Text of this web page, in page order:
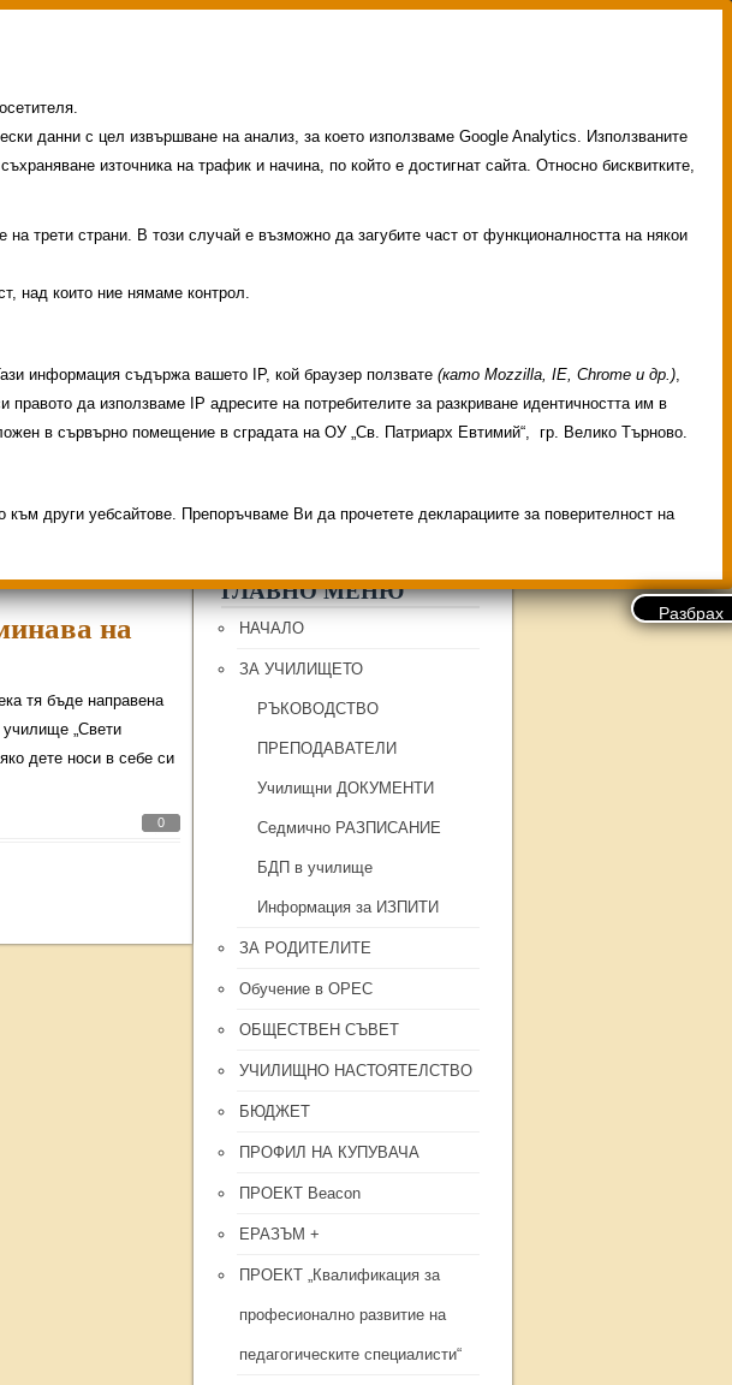
на
тя бъде направена
„Свети
дете носи в себе си
0
ГЛАВНО МЕНЮ
НАЧАЛО
ЗА УЧИЛИЩЕТО
РЪКОВОДСТВО
ПРЕПОДАВАТЕЛИ
Училищни ДОКУМЕНТИ
Седмично РАЗПИСАНИЕ
БДП в училище
Информация за ИЗПИТИ
ЗА РОДИТЕЛИТЕ
Обучение в ОРЕС
ОБЩЕСТВЕН СЪВЕТ
УЧИЛИЩНО НАСТОЯТЕЛСТВО
БЮДЖЕТ
ПРОФИЛ НА КУПУВАЧА
ПРОЕКТ Beacon
ЕРАЗЪМ +
ПРОЕКТ „Квалификация за
професионално развитие на
педагогическите специалисти“
данни с цел извършване на анализ, за което използваме Google Analytics. Използваните
източника на трафик и начина, по който е достигнат сайта. Относно бисквитките,
трети страни. В този случай е възможно да загубите част от функционалността на някои
над които ние нямаме контрол.
информация съдържа вашето IP, кой браузер ползвате (като Mozzilla, IE, Chrome и др.),
да използваме IP адресите на потребителите за разкриване идентичността им в
в сървърно помещение в сградата на ОУ „Св. Патриарх Евтимий“, гр. Велико Търново.
други уебсайтове. Препоръчваме Ви да прочетете декларациите за поверителност на